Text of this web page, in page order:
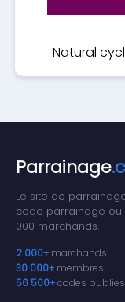
Natural
Parrainage
Le site de
code parrainage ou
000 marchands.
2 000+ marchands
30 000+ membres
56 500+codes publies